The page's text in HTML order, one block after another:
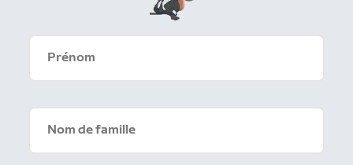
Prénom
Nom de famille